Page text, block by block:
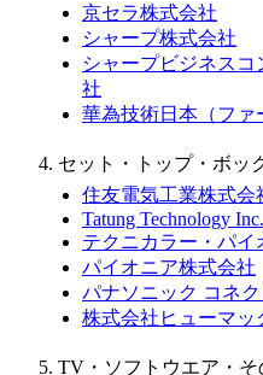
京セラ株式会社
シャープ株式会社
シャープビジネス
社
華為技術日本（ファ
セット・トップ・ボッ
住友電気工業株式会
Tatung Technology Inc.
テクニカラー・パ
パイオニア株式会社
パナソニック コネ
株式会社ヒューマッ
TV・ソフトウエア・そ